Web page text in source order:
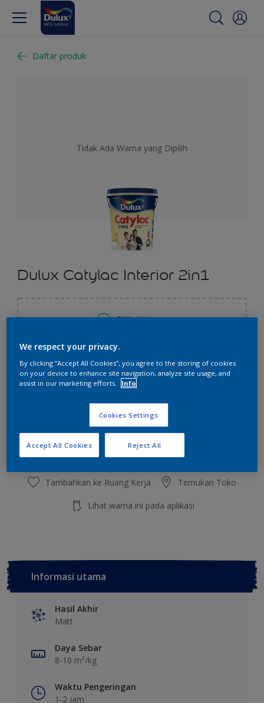
Daftar produk
Tidak Ada Warna yang Dipilih
Dulux Catylac Interior 2in1
Pilih Warna
Ukuran
5 KG
Kalkulator cat
Tambahkan ke Ruang Kerja Temukan Toko
Lihat warna ini pada aplikasi
Informasi utama
Hasil Akhir
Matt
Daya Sebar
8-10 m²/kg
Waktu Pengeringan
1-2 jam
We respect your privacy.
By clicking “Accept All Cookies”, you agree to the storing of cookies
on your device to enhance site navigation, analyze site usage, and
assist in our marketing efforts.
Info
Cookies Settings
Reject All
Accept All Cookies